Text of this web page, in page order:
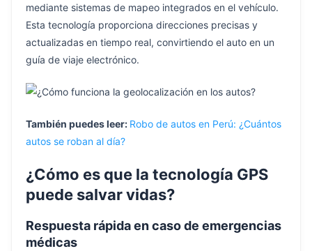
mediante sistemas de mapeo integrados en el vehículo.
Esta tecnología proporciona direcciones precisas y
actualizadas en tiempo real, convirtiendo el auto en un
guía de viaje electrónico.
También puedes leer: Robo de autos en Perú: ¿Cuántos
autos se roban al día?
¿Cómo es que la tecnología GPS
puede salvar vidas?
Respuesta rápida en caso de emergencias
médicas